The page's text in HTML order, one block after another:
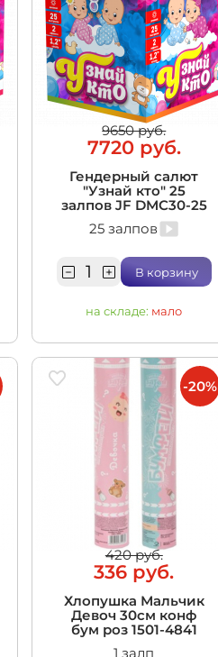
9650 руб.
7720 руб.
Гендерный салют
"Узнай кто" 25
залпов JF DMC30-25
25 залпов
В корзину
на складе: мало
420 руб.
336 руб.
Хлопушка Мальчик
Девоч 30см конф
бум роз 1501-4841
1 залп
-20%